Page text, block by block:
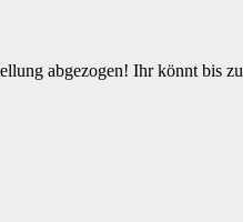
abgezogen! Ihr könnt bis zu